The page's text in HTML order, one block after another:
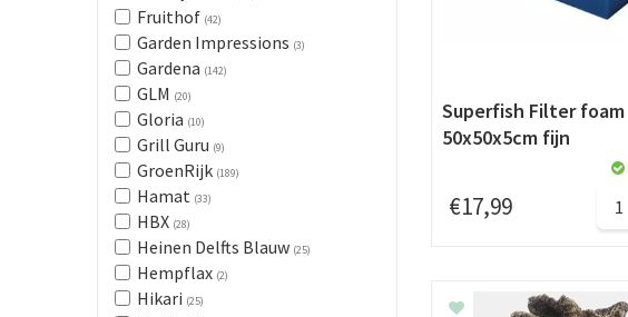
Superfish Filter foam
50x50x5cm fijn
€17,99
Fruithof (42)
Garden Impressions (3)
Gardena (142)
GLM (20)
Gloria (10)
Grill Guru (9)
GroenRijk (189)
Hamat (33)
HBX (28)
Heinen Delfts Blauw (25)
Hempflax (2)
Hikari (25)